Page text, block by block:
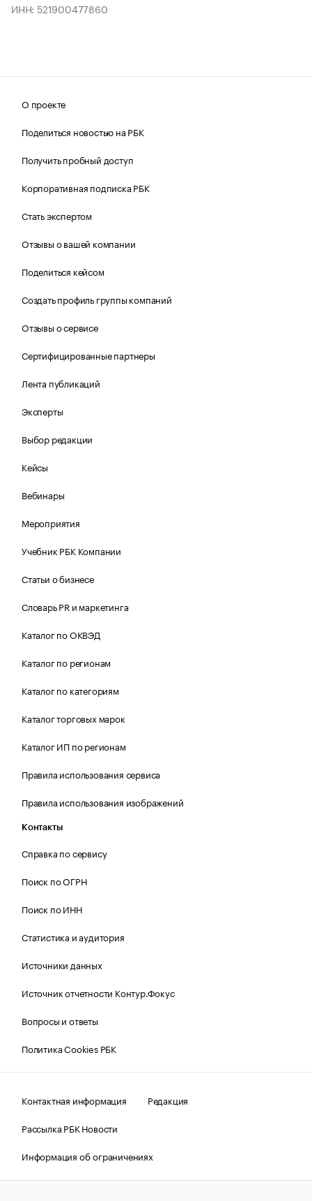
ИНН: 521900477860
О проекте
Поделиться новостью на РБК
Получить пробный доступ
Корпоративная подписка РБК
Стать экспертом
Отзывы о вашей компании
Поделиться кейсом
Создать профиль группы компаний
Отзывы о сервисе
Сертифицированные партнеры
Лента публикаций
Эксперты
Выбор редакции
Кейсы
Вебинары
Мероприятия
Учебник РБК Компании
Статьи о бизнесе
Словарь PR и маркетинга
Каталог по ОКВЭД
Каталог по регионам
Каталог по категориям
Каталог торговых марок
Каталог ИП по регионам
Правила использования сервиса
Правила использования изображений
Контакты
Справка по сервису
Поиск по ОГРН
Поиск по ИНН
Статистика и аудитория
Источники данных
Источник отчетности Контур.Фокус
Вопросы и ответы
Политика Cookies РБК
Контактная информация
Редакция
Рассылка РБК Новости
Информация об ограничениях
Правовая информация
О соблюдении авторских прав